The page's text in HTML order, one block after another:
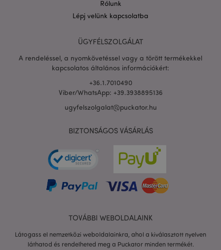
Rólunk
Lépj velünk kapcsolatba
ÜGYFÉLSZOLGÁLAT
A rendeléssel, a nyomkövetéssel vagy a törött termékekkel
kapcsolatos általános információkért:
+36.1.7010490
Viber/WhatsApp: +39.3938895136
ugyfelszolgalat@puckator.hu
BIZTONSÁGOS VÁSÁRLÁS
TOVÁBBI WEBOLDALAINK
Látogass el nemzetközi weboldalainkra, ahol a kiválasztott nyelven
láthatod és rendelheted meg a Puckator minden termékét.
private_content_version
Adobe Inc.
www.puckator.hu